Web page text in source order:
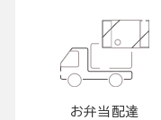
お弁当配達